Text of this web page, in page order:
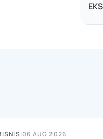
|06 AUG 2026